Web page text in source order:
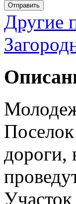
Отправить
Другие
дороги,